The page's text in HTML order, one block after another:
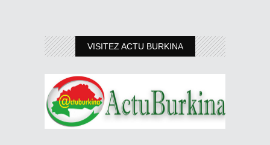
VISITEZ ACTU BURKINA